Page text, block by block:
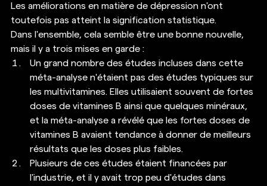
Les améliorations en matière de dépression n'ont
toutefois pas atteint la signification statistique.
Dans l'ensemble, cela semble être une bonne nouvelle,
mais il y a trois mises en garde :
Un grand nombre des études incluses dans cette
méta-analyse n'étaient pas des études typiques sur
les multivitamines. Elles utilisaient souvent de fortes
doses de vitamines B ainsi que quelques minéraux,
et la méta-analyse a révélé que les fortes doses de
vitamines B avaient tendance à donner de meilleurs
résultats que les doses plus faibles.
Plusieurs de ces études étaient financées par
l'industrie, et il y avait trop peu d'études dans